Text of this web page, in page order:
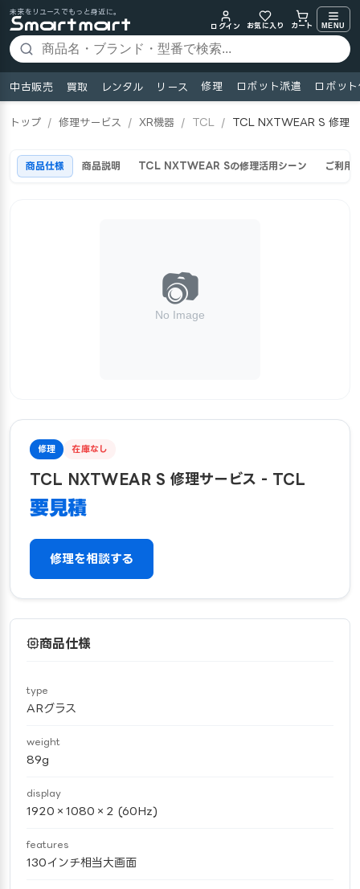
未来をリユースでもっと身近に。
ログイン
お気に入り カート MENU
中古販売 買取 レンタル リース 修理 ロボット派遣 ロボッ
トップ / 修理サービス / XR機器 / TCL / TCL NXTWEAR S 修理
商品仕様 商品説明 TCL NXTWEAR Sの修理活用シーン ご利用
修理 在庫なし
TCL NXTWEAR S 修理サービス - TCL
要見積
修理を相談する
商品仕様
type
ARグラス
weight
89g
display
1920×1080×2 (60Hz)
features
130インチ相当大画面